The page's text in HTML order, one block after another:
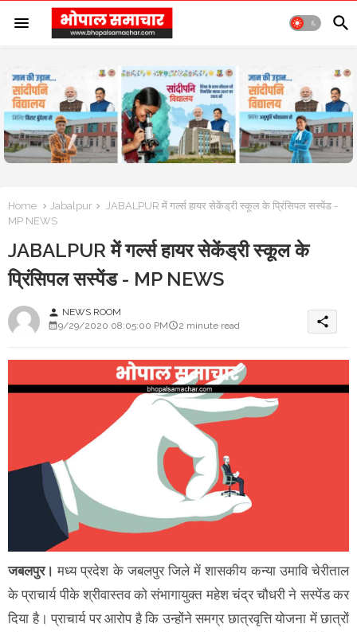
Home Jabalpur
JABALPUR में गर्ल्स हायर सेकेंड्री स्कूल के प्रिंसिपल सस्पेंड -
MP NEWS
JABALPUR में गर्ल्स हायर सेकेंड्री स्कूल के
प्रिंसिपल सस्पेंड - MP NEWS
person NEWS ROOM
9/29/2020 08:05:00 PM
2 minute read share
जबलपुर।मध्य प्रदेश के जबलपुर जिले में शासकीय कन्या उमावि चेरीताल
के प्राचार्य पीके श्रीवास्तव को संभागायुक्त महेश चंद्र चौधरी ने सस्पेंड कर
दिया है। प्राचार्य पर आरोप है कि उन्होंने समग्र छात्रवृत्ति योजना में छात्रों